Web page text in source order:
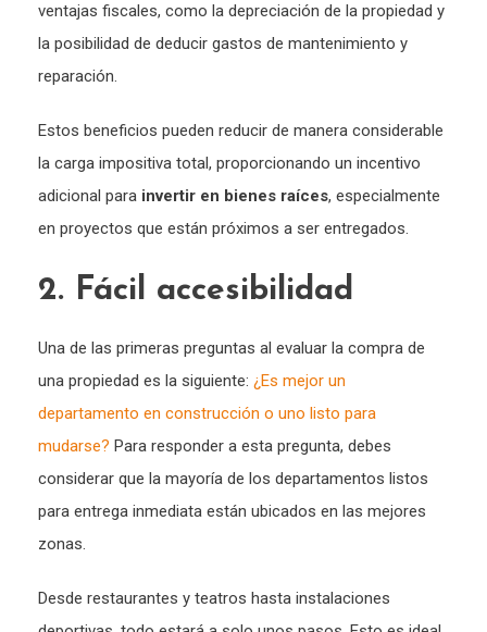
ventajas fiscales, como la depreciación de la propiedad y
la posibilidad de deducir gastos de mantenimiento y
reparación.
Estos beneficios pueden reducir de manera considerable
la carga impositiva total, proporcionando un incentivo
adicional para invertir en bienes raíces, especialmente
en proyectos que están próximos a ser entregados.
2. Fácil accesibilidad
Una de las primeras preguntas al evaluar la compra de
una propiedad es la siguiente: ¿Es mejor un
departamento en construcción o uno listo para
mudarse? Para responder a esta pregunta, debes
considerar que la mayoría de los departamentos listos
para entrega inmediata están ubicados en las mejores
zonas.
Desde restaurantes y teatros hasta instalaciones